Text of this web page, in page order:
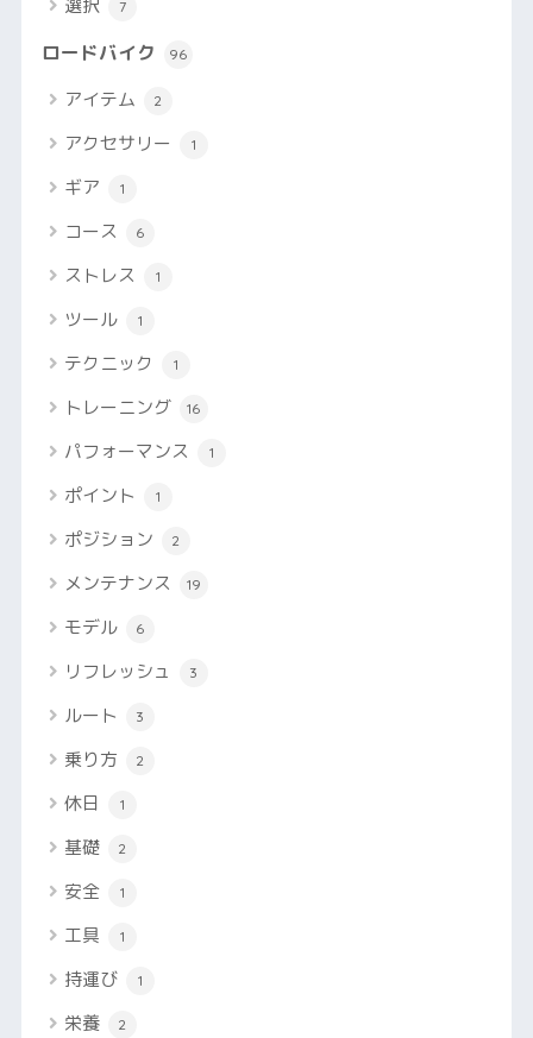
選択 7
ロードバイク 96
アイテム 2
アクセサリー 1
ギア 1
コース 6
ストレス 1
ツール 1
テクニック 1
トレーニング 16
パフォーマンス 1
ポイント 1
ポジション 2
メンテナンス 19
モデル 6
リフレッシュ 3
ルート 3
乗り方 2
休日 1
基礎 2
安全 1
工具 1
持運び 1
栄養 2